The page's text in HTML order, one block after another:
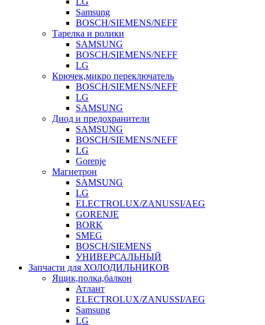
Samsung
BOSCH/SIEMENS/NEFF
Тарелка и ролики
SAMSUNG
BOSCH/SIEMENS/NEFF
LG
Крючек,микро переключатель
BOSCH/SIEMENS/NEFF
LG
SAMSUNG
Диод и предохранители
SAMSUNG
BOSCH/SIEMENS/NEFF
LG
Gorenje
Магнетрон
SAMSUNG
LG
ELECTROLUX/ZANUSSI/AEG
GORENJE
BORK
SMEG
BOSCH/SIEMENS
УНИВЕРСАЛЬНЫЙ
Запчасти для ХОЛОДИЛЬНИКОВ
Ящик,полка,балкон
Атлант
ELECTROLUX/ZANUSSI/AEG
Samsung
LG